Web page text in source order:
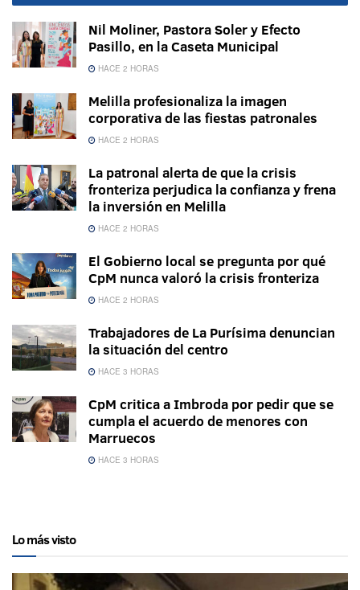
Nil Moliner, Pastora Soler y Efecto
Pasillo, en la Caseta Municipal
HACE 2 HORAS
Melilla profesionaliza la imagen
corporativa de las fiestas patronales
HACE 2 HORAS
La patronal alerta de que la crisis
fronteriza perjudica la confianza y frena
la inversión en Melilla
HACE 2 HORAS
El Gobierno local se pregunta por qué
CpM nunca valoró la crisis fronteriza
HACE 2 HORAS
Trabajadores de La Purísima denuncian
la situación del centro
HACE 3 HORAS
CpM critica a Imbroda por pedir que se
cumpla el acuerdo de menores con
Marruecos
HACE 3 HORAS
Lo más visto